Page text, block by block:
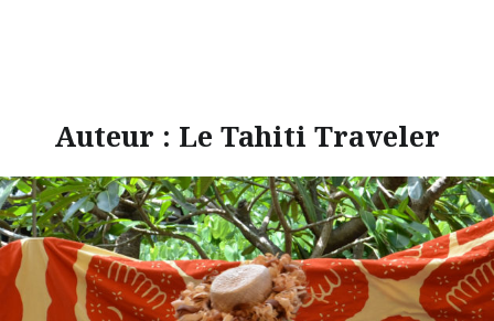
Auteur : Le Tahiti Traveler